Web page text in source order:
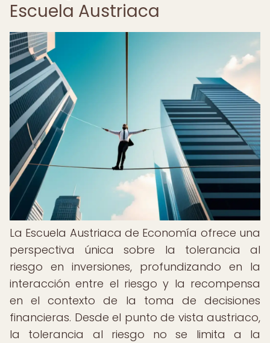
Escuela Austriaca
La Escuela Austriaca de Economía ofrece una
perspectiva única sobre la tolerancia al
riesgo en inversiones, profundizando en la
interacción entre el riesgo y la recompensa
en el contexto de la toma de decisiones
financieras. Desde el punto de vista austriaco,
la tolerancia al riesgo no se limita a la